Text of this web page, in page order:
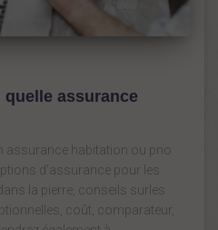
assurance
assurance habitation ou pno
d’assurance pour les
la pierre, conseils surles
coût, comparateur,